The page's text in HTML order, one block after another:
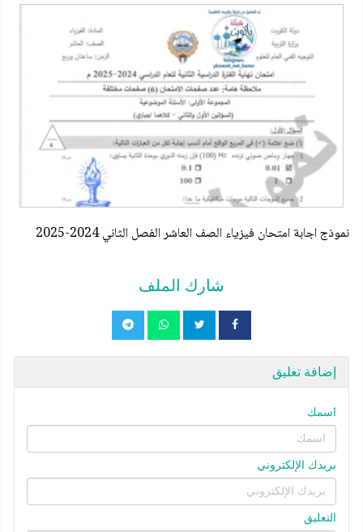
نموذج اجابة امتحان فيزياء الصف العاشر الفصل الثاني 2024-2025
شارك الملف
إضافة تعليق
اسمك
بريدك الإلكتروني
التعليق